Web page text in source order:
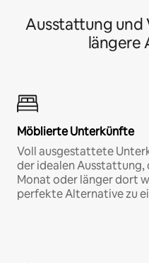
Ausstattung und
längere
Möblierte Unterkünfte
Voll ausgestattete
der idealen Ausstattung,
Monat oder länger dort
perfekte Alternative zu